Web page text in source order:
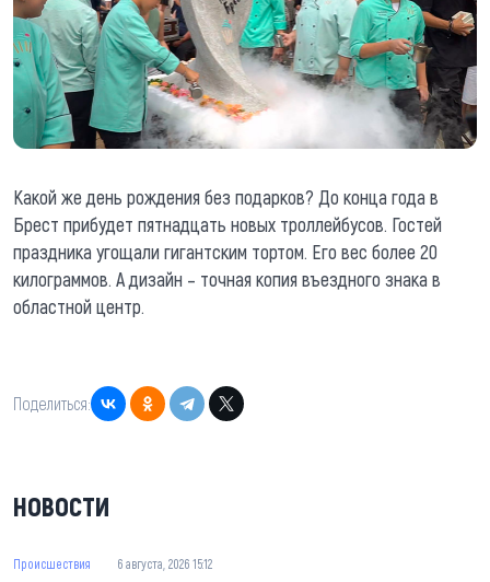
Какой же день рождения без подарков? До конца года в
Брест прибудет пятнадцать новых троллейбусов. Гостей
праздника угощали гигантским тортом. Его вес более 20
килограммов. А дизайн – точная копия въездного знака в
областной центр.
Поделиться:
НОВОСТИ
Происшествия 6 августа, 2026 15:12